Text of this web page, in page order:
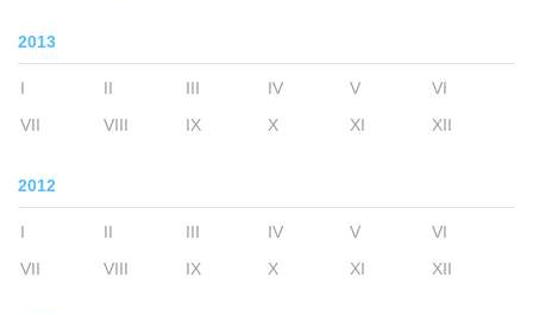
2013
I II III IV V
VI
VII
VIII IX X XI XII
2012
I II III IV V
VI
VII
VIII IX X XI XII